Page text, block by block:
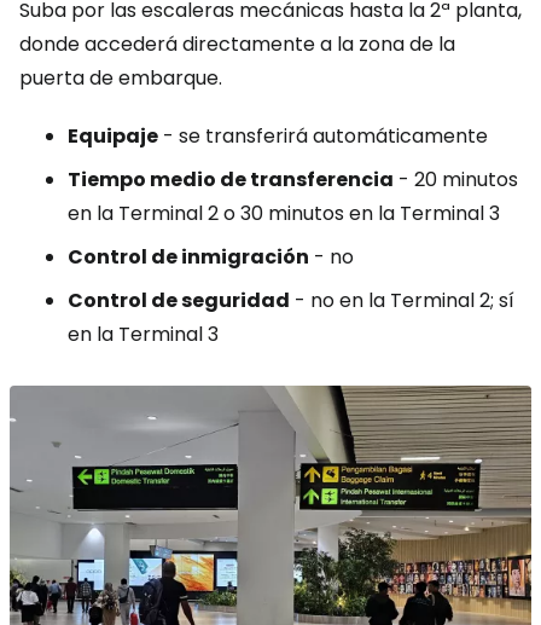
Suba por las escaleras mecánicas hasta la 2ª planta,
donde accederá directamente a la zona de la
puerta de embarque.
Equipaje - se transferirá automáticamente
Tiempo medio de transferencia - 20 minutos
en la Terminal 2 o 30 minutos en la Terminal 3
Control de inmigración - no
Control de seguridad - no en la Terminal 2; sí
en la Terminal 3